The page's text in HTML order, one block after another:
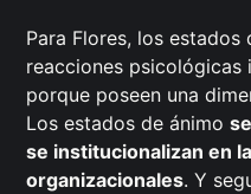
Para Flores, los estados
reacciones psicológicas
porque poseen una
Los estados de ánimo
se institucionalizan en
organizacionales. Y